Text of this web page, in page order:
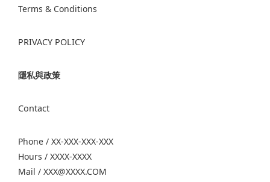
Terms & Conditions
PRIVACY POLICY
隱私與政策
Contact
Phone / XX-XXX-XXX-XXX
Hours / XXXX-XXXX
Mail / XXX@XXXX.COM